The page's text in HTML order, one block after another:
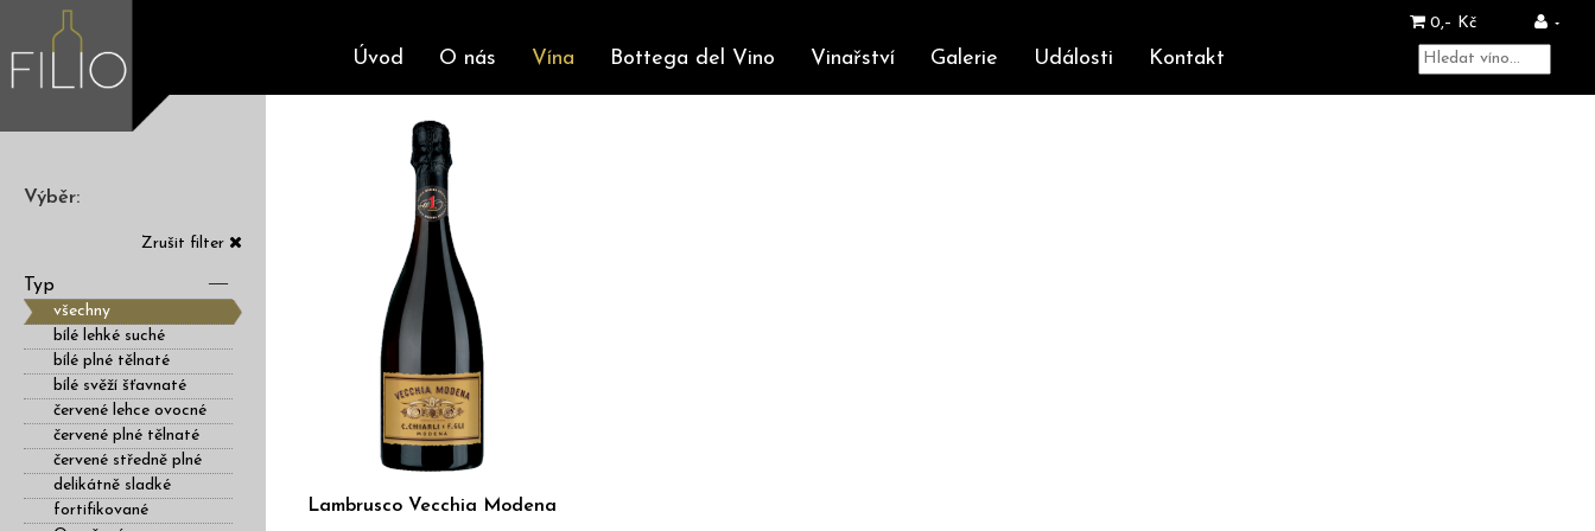
0,– Kč
Úvod O nás Vína Bottega del Vino Vinařství Galerie Události Kontakt
Výběr:
Zrušit filter
Typ
všechny
bílé lehké suché
bílé plné tělnaté
bílé svěží šťavnaté
červené lehce ovocné
červené plné tělnaté
červené středně plné
delikátně sladké
fortifikované
Lambrusco Vecchia Modena